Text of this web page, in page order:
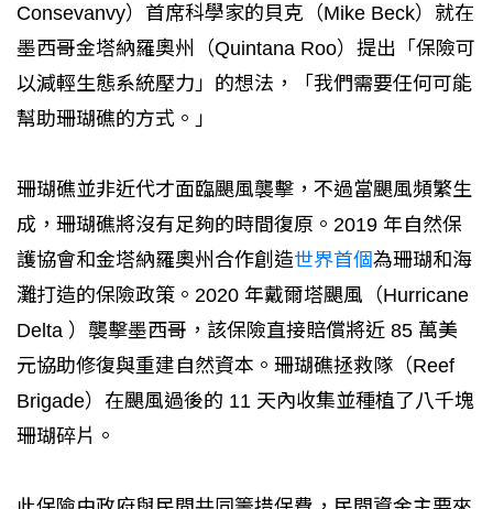
Consevanvy）首席科學家的貝克（Mike Beck）就在
墨西哥金塔納羅奧州（Quintana Roo）提出「保險可
以減輕生態系統壓力」的想法，「我們需要任何可能
幫助珊瑚礁的方式。」
珊瑚礁並非近代才面臨颶風襲擊，不過當颶風頻繁生
成，珊瑚礁將沒有足夠的時間復原。2019 年自然保
護協會和金塔納羅奧州合作創造世界首個為珊瑚和海
灘打造的保險政策。2020 年戴爾塔颶風（Hurricane
Delta ）襲擊墨西哥，該保險直接賠償將近 85 萬美
元協助修復與重建自然資本。珊瑚礁拯救隊（Reef
Brigade）在颶風過後的 11 天內收集並種植了八千塊
珊瑚碎片。